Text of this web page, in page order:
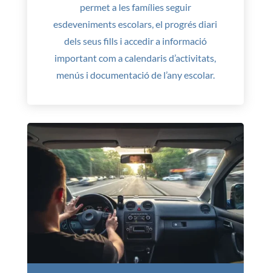
permet a les famílies seguir
esdeveniments escolars, el progrés diari
dels seus fills i accedir a informació
important com a calendaris d’activitats,
menús i documentació de l’any escolar.